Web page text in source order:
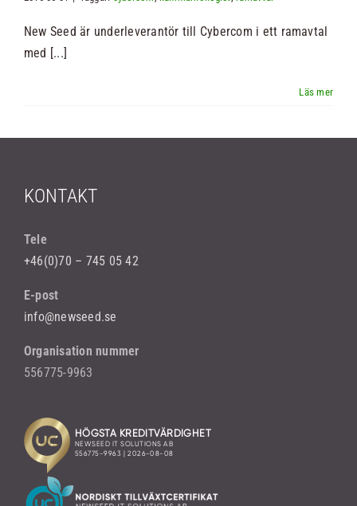
Nyheter
New Seed är underleverantör till Cybercom i ett ramavtal
med [...]
KONTAKT
Tele
+46(0)70 – 745 05 42
E-post
info@newseed.se
Organisation nummer
556775-9963